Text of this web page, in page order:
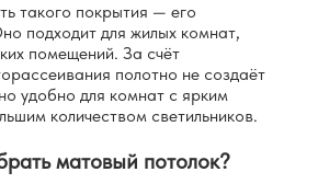
такого покрытия — его
подходит для жилых комнат,
помещений. За счёт
полотно не создаёт
удобно для комнат с ярким
количеством светильников.
матовый потолок?